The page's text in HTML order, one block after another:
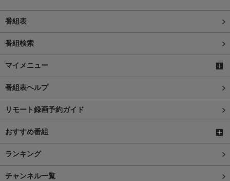
番組表
番組検索
マイメニュー
番組表ヘルプ
リモート録画予約ガイド
おすすめ番組
ランキング
チャンネル一覧